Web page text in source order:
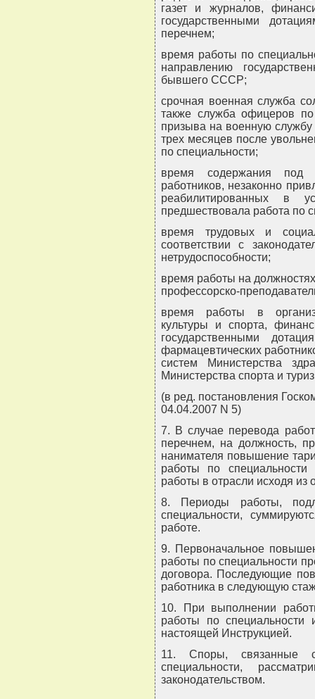
газет и журналов,
государственными
перечнем;
время работы по
направлению
бывшего СССР;
срочная военная служба
также служба офицеров
призыва на военную службу
трех месяцев после
по специальности;
время содержания под
работников, незаконно
реабилитированных в
предшествовала работа по
время трудовых и
соответствии с
нетрудоспособности;
время работы на
профессорско-
время работы в
культуры и спорта,
государственными
фармацевтических
систем Министерства
Министерства спорта и
(в ред. постановления
04.04.2007 N 5)
7. В случае перевода
перечнем, на должность,
нанимателя повышение
работы по
работы в отрасли исходя из
8. Периоды работы,
специальности,
работе.
9. Первоначальное
работы по специальности
договора. Последующие
работника в следующую
10. При выполнении
работы по специальности
настоящей Инструкцией.
11. Споры, связанные
специальности,
законодательством.